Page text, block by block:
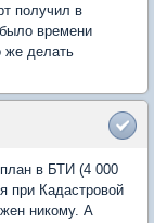
получил в
времени
же делать
в БТИ (4 000
при Кадастровой
никому. А